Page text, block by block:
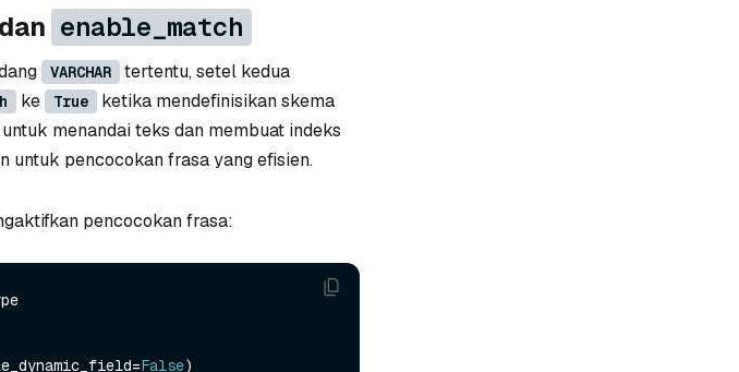
dan enable_match
VARCHAR
tertentu, setel kedua
ke True
ketika mendefinisikan skema
menandai teks dan membuat indeks
untuk pencocokan frasa yang efisien.
pencocokan frasa:
False)